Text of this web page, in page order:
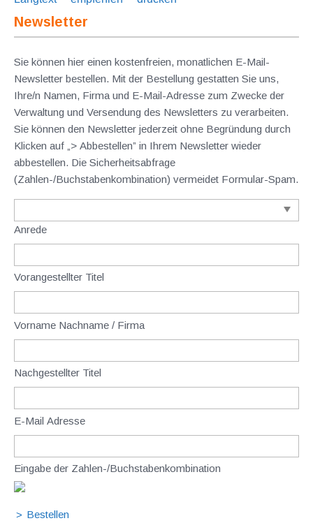
Newsletter
Sie können hier einen kostenfreien, monatlichen E-Mail-
Newsletter bestellen. Mit der Bestellung gestatten Sie uns,
Ihre/n Namen, Firma und E-Mail-Adresse zum Zwecke der
Verwaltung und Versendung des Newsletters zu verarbeiten.
Sie können den Newsletter jederzeit ohne Begründung durch
Klicken auf „> Abbestellen” in Ihrem Newsletter wieder
abbestellen. Die Sicherheitsabfrage
(Zahlen-/Buchstabenkombination) vermeidet Formular-Spam.
Anrede
Vorangestellter Titel
Vorname Nachname / Firma
Nachgestellter Titel
E-Mail Adresse
Eingabe der Zahlen-/Buchstabenkombination